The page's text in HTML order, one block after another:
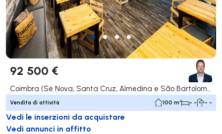
92 500 €
Vendita di attività 100 m² - - - -
Vedi le inserzioni da acquistare
Vedi annunci in affitto